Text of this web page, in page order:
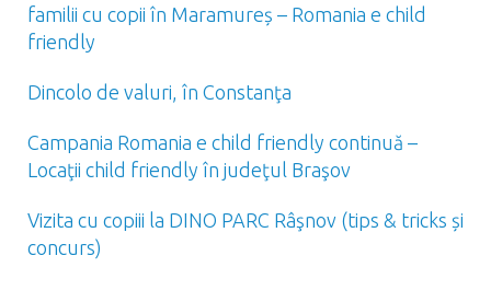
familii cu copii în Maramureș – Romania e child
friendly
Dincolo de valuri, în Constanţa
Campania Romania e child friendly continuă –
Locaţii child friendly în judeţul Braşov
Vizita cu copiii la DINO PARC Râşnov (tips & tricks și
concurs)